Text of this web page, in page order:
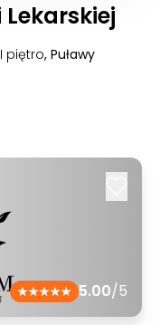
piętro, Puławy
5.00/5